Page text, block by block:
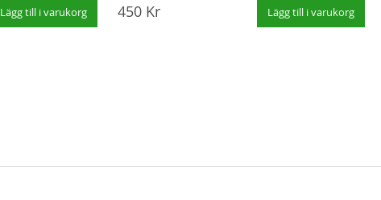
Lägg till i varukorg 450 Kr Lägg till i varukorg